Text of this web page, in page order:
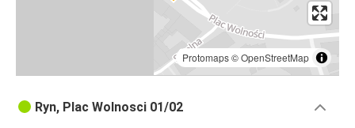
Protomaps©OpenStreetMap
Ryn, Plac Wolnosci 01/02